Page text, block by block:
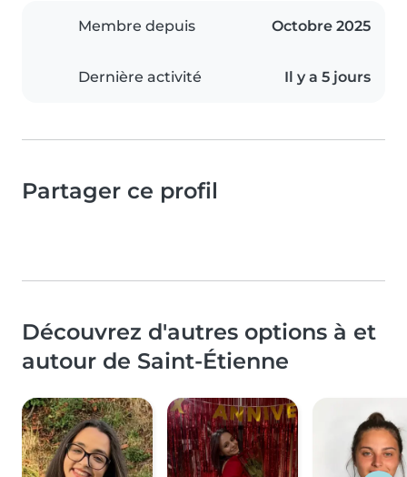
Membre depuis Octobre 2025
Dernière activité Il y a 5 jours
Partager ce profil
Découvrez d'autres options à et
autour de Saint-Étienne